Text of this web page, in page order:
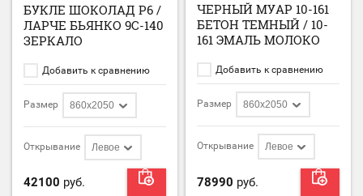
БУКЛЕ ШОКОЛАД Р6 /
ЛАРЧЕ БЬЯНКО 9С-140
ЗЕРКАЛО
Добавить к сравнению
Размер 860х2050
Открывание Левое
42100 руб.
ЧЕРНЫЙ МУАР 10-161
БЕТОН ТЕМНЫЙ / 10-
161 ЭМАЛЬ МОЛОКО
Добавить к сравнению
Размер 860х2050
Открывание Левое
78990 руб.